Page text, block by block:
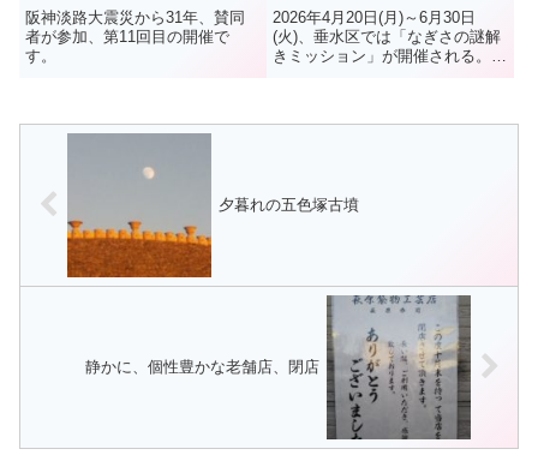
(月) 垂水区役所1階ロビー
阪神淡路大震災から31年、賛同
者が参加、第11回目の開催で
す。
2026年4月20日(月)～6月30日
(火)、垂水区では「なぎさの謎解
きミッション」が開催される。ま
夕暮れの五色塚古墳
静かに、個性豊かな老舗店、閉店